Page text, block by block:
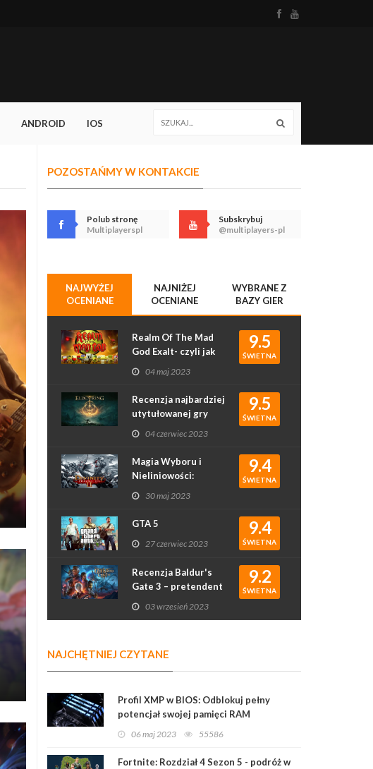
ANDROID IOS
POZOSTAŃMY W KONTAKCIE
Polub stronę
Multiplayerspl
Subskrybuj
@multiplayers-pl
NAJWYŻEJ
OCENIANE
NAJNIŻEJ
OCENIANE
WYBRANE Z
BAZY GIER
9.5
ŚWIETNA
Realm Of The Mad
God Exalt- czyli jak
rougelike podbił
serca graczy
04 maj 2023
9.5
ŚWIETNA
Recenzja najbardziej
utytułowanej gry
2022 roku - Elden
Ring
04 czerwiec 2023
9.4
ŚWIETNA
Magia Wyboru i
Nieliniowości:
Recenzja Gry
Divinity: Original Sin
II
30 maj 2023
9.4
ŚWIETNA
GTA 5
27 czerwiec 2023
9.2
ŚWIETNA
Recenzja Baldur's
Gate 3 – pretendent
do gry roku?
03 wrzesień 2023
NAJCHĘTNIEJ CZYTANE
Profil XMP w BIOS: Odblokuj pełny
potencjał swojej pamięci RAM
06 maj 2023 55586
Fortnite: Rozdział 4 Sezon 5 - podróż w